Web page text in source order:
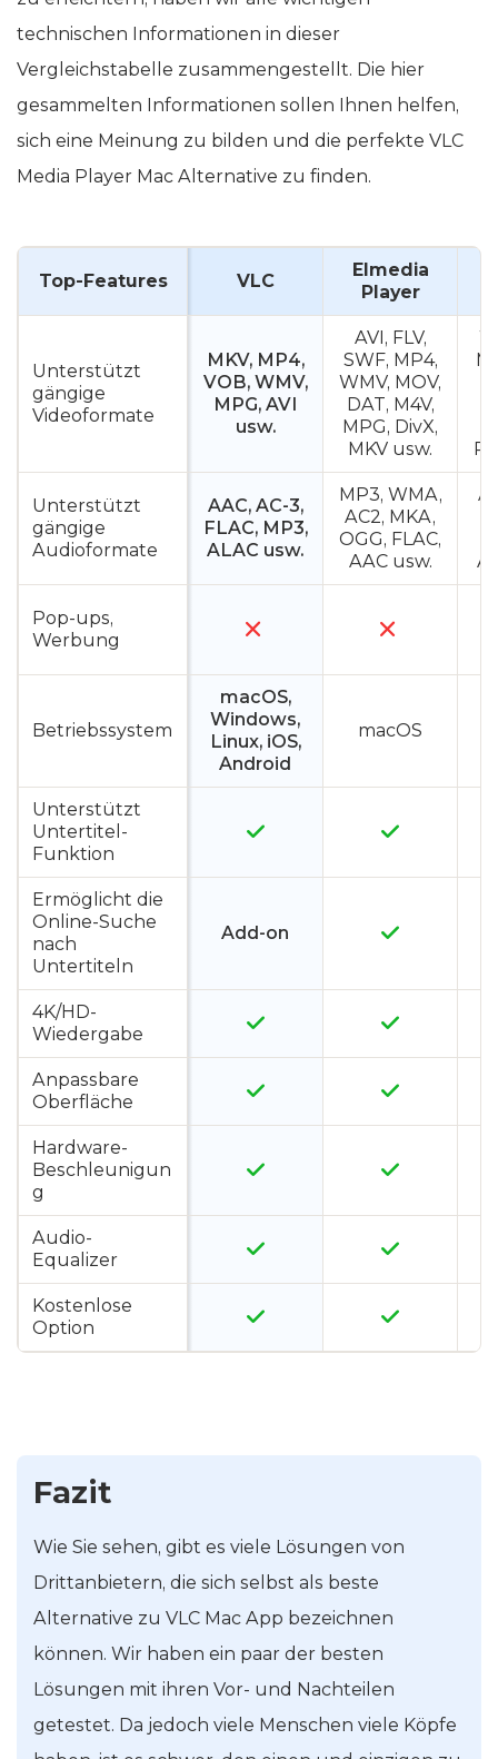
technischen Informationen in dieser
Vergleichstabelle zusammengestellt. Die hier
gesammelten Informationen sollen Ihnen helfen,
sich eine Meinung zu bilden und die perfekte VLC
Media Player Mac Alternative zu finden.
Top-Features VLC
Elmedia
Player
Unterstützt
gängige
Videoformate
MKV, MP4,
VOB, WMV,
MPG, AVI
usw.
AVI, FLV,
SWF, MP4,
WMV, MOV,
DAT, M4V,
MPG, DivX,
MKV usw.
Unterstützt
gängige
Audioformate
AAC, AC-3,
FLAC, MP3,
ALAC usw.
MP3, WMA,
AC2, MKA,
OGG, FLAC,
AAC usw.
Pop-ups,
Werbung
Betriebssystem
macOS,
Windows,
Linux, iOS,
Android
macOS
Unterstützt
Untertitel-
Funktion
Ermöglicht die
Online-Suche
nach
Untertiteln
Add-on
4K/HD-
Wiedergabe
Anpassbare
Oberfläche
Hardware-
Beschleunigun
g
Audio-
Equalizer
Kostenlose
Option
Fazit
Wie Sie sehen, gibt es viele Lösungen von
Drittanbietern, die sich selbst als beste
Alternative zu VLC Mac App bezeichnen
können. Wir haben ein paar der besten
Lösungen mit ihren Vor- und Nachteilen
getestet. Da jedoch viele Menschen viele Köpfe